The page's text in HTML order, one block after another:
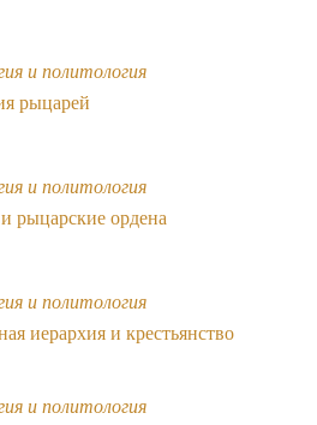
и политология
рыцарей
и политология
рыцарские ордена
и политология
иерархия и крестьянство
и политология